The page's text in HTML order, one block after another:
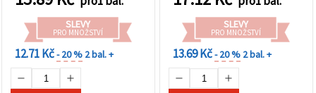
SLEVY
PRO MNOŽSTVÍ
12.71 Kč- 20 % 2 bal. +
dekorace
SLEVY
PRO MNOŽSTVÍ
13.69 Kč- 20 % 2 bal. +